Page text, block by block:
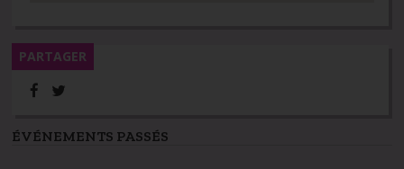
PARTAGER
ÉVÉNEMENTS PASSÉS